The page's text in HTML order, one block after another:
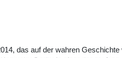
das auf der wahren